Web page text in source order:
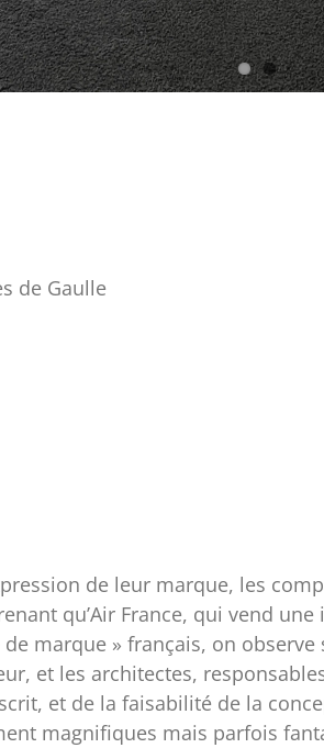
de Gaulle
de leur marque, les
qu’Air France, qui vend
de marque » français, on
et les architectes,
et de la faisabilité de la
magnifiques mais parfois